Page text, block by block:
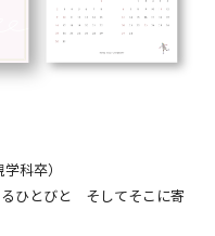
科卒）
るひとびと そしてそこに寄